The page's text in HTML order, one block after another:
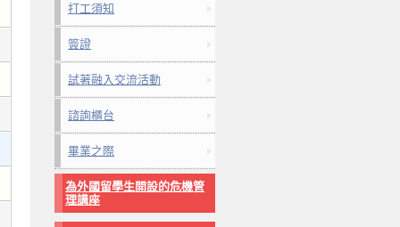
打工須知
簽證
試著融入交流活動
諮詢櫃台
畢業之際
為外國留學生開設的危機管
理講座